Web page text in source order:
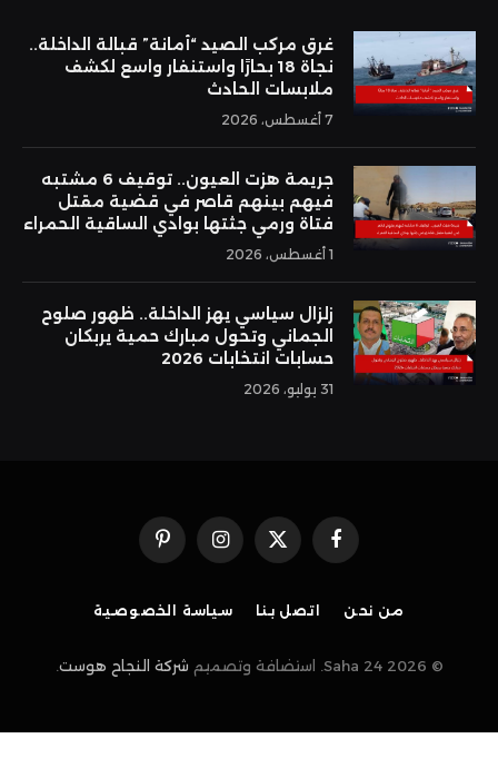
غرق مركب الصيد “أمانة” قبالة الداخلة..
نجاة 18 بحارًا واستنفار واسع لكشف
ملابسات الحادث
7 أغسطس، 2026
جريمة هزت العيون.. توقيف 6 مشتبه
فيهم بينهم قاصر في قضية مقتل
فتاة ورمي جثتها بوادي الساقية الحمراء
1 أغسطس، 2026
زلزال سياسي يهز الداخلة.. ظهور صلوح
الجماني وتحول مبارك حمية يربكان
حسابات انتخابات 2026
31 يوليو، 2026
فيسبوكX
الانستغرامبينتيريست
من نحن اتصل بنا سياسة الخصوصية
© 2026 Saha 24. استضافة وتصميم شركة النجاح هوست.